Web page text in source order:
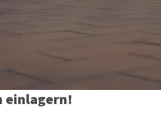
einlagern!